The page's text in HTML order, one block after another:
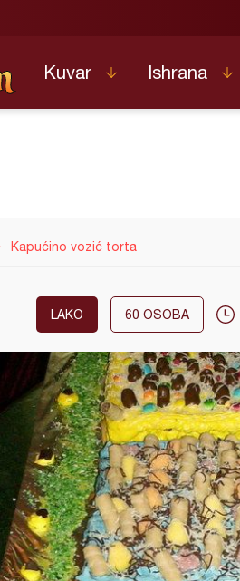
Kuvar Ishrana
Kapućino vozić torta
LAKO 60 OSOBA